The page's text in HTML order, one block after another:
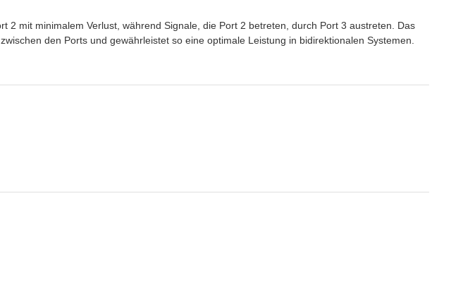
2 mit minimalem Verlust, während Signale, die Port 2 betreten, durch Port 3 austreten. Das
den Ports und gewährleistet so eine optimale Leistung in bidirektionalen Systemen.